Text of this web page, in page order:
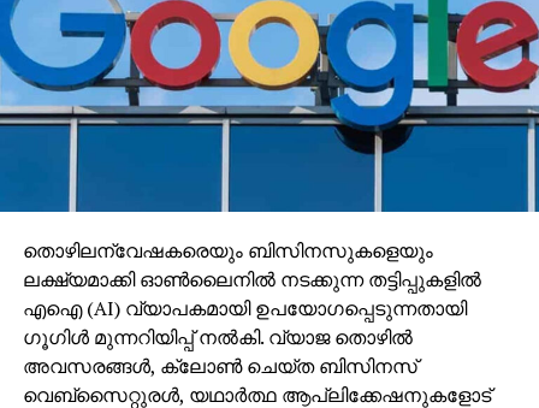
തൊഴിലന്വേഷകരെയും ബിസിനസുകളെയും
ലക്ഷ്യമാക്കി ഓണ്‍ലൈനില്‍ നടക്കുന്ന തട്ടിപ്പുകളില്‍
എഐ (AI) വ്യാപകമായി ഉപയോഗപ്പെടുന്നതായി
ഗൂഗിള്‍ മുന്നറിയിപ്പ് നല്‍കി. വ്യാജ തൊഴില്‍
അവസരങ്ങള്‍, ക്ലോണ്‍ ചെയ്ത ബിസിനസ്
വെബ്‌സൈറ്റുരള്‍, യഥാര്‍ത്ഥ ആപ്ലിക്കേഷനുകളോട്